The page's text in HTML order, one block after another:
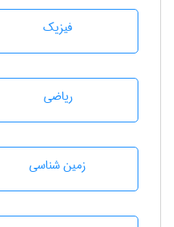
فیزیک
رياضی
زمين شناسی